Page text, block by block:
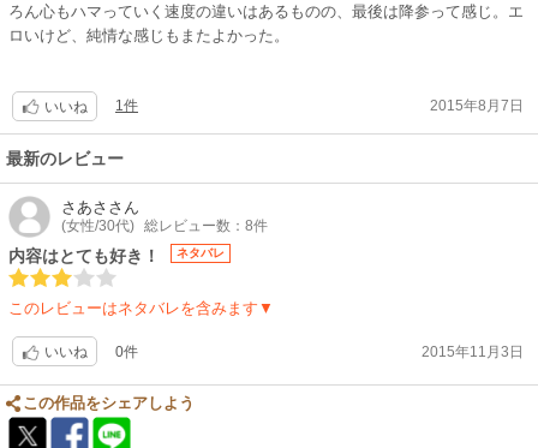
ろん心もハマっていく速度の違いはあるものの、最後は降参って感じ。エ
ロいけど、純情な感じもまたよかった。
いいね 1件 2015年8月7日
最新のレビュー
さあさ さん
(女性/30代) 総レビュー数：8件
内容はとても好き！ ネタバレ
このレビューはネタバレを含みます▼
いいね 0件 2015年11月3日
この作品をシェアしよう